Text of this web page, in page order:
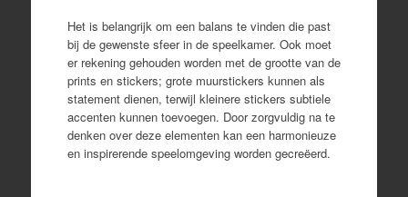
Het is belangrijk om een balans te vinden die past
bij de gewenste sfeer in de speelkamer. Ook moet
er rekening gehouden worden met de grootte van de
prints en stickers; grote muurstickers kunnen als
statement dienen, terwijl kleinere stickers subtiele
accenten kunnen toevoegen. Door zorgvuldig na te
denken over deze elementen kan een harmonieuze
en inspirerende speelomgeving worden gecreëerd.